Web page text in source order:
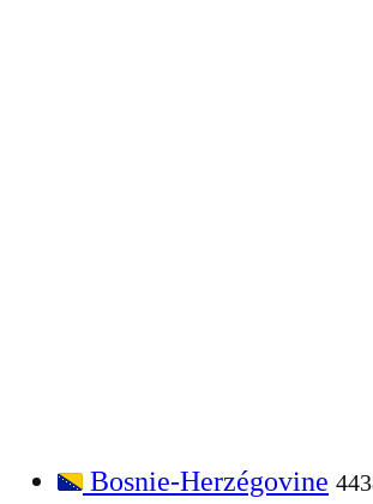
Bosnie-Herzégovine